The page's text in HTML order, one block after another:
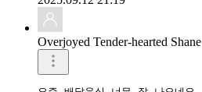
Overjoyed Tender-hearted Shane